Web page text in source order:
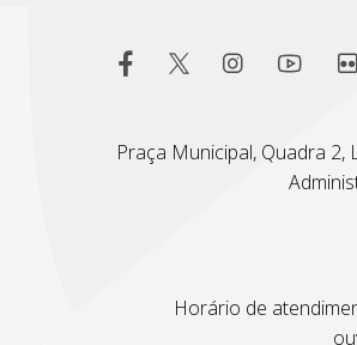
Praça Municipal, Quadra 2,
Horário de